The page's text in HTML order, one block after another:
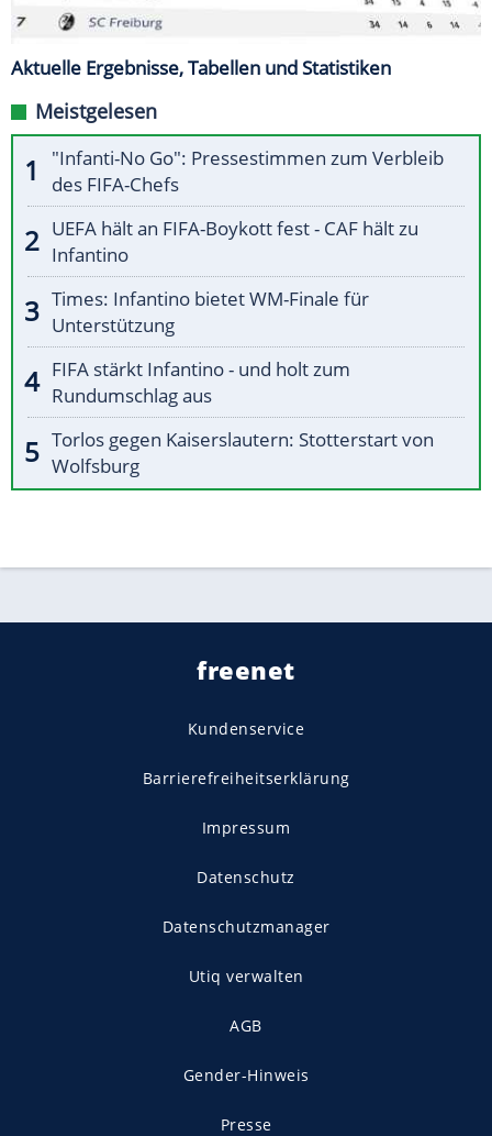
Aktuelle Ergebnisse, Tabellen und Statistiken
Meistgelesen
"Infanti-No Go": Pressestimmen zum Verbleib
des FIFA-Chefs
UEFA hält an FIFA-Boykott fest - CAF hält zu
Infantino
Times: Infantino bietet WM-Finale für
Unterstützung
FIFA stärkt Infantino - und holt zum
Rundumschlag aus
Torlos gegen Kaiserslautern: Stotterstart von
Wolfsburg
freenet
Kundenservice
Barrierefreiheitserklärung
Impressum
Datenschutz
Datenschutzmanager
Utiq verwalten
AGB
Gender-Hinweis
Presse